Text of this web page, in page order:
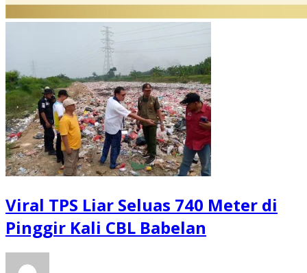
Viral TPS Liar Seluas 740 Meter di
Pinggir Kali CBL Babelan